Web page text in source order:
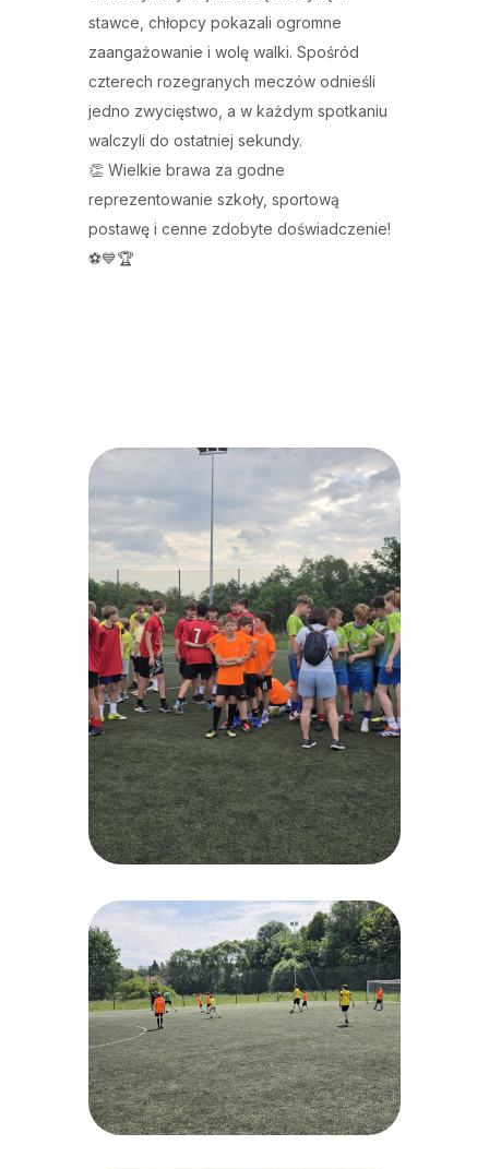
stawce, chłopcy pokazali ogromne
zaangażowanie i wolę walki. Spośród
czterech rozegranych meczów odnieśli
jedno zwycięstwo, a w każdym spotkaniu
walczyli do ostatniej sekundy.
👏 Wielkie brawa za godne
reprezentowanie szkoły, sportową
postawę i cenne zdobyte doświadczenie!
⚽💙🏆